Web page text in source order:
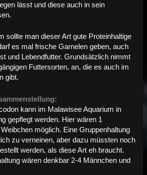
lässt und diese auch in sein
sollte man dieser Art gute Proteinhaltige
es mal frische Garnelen geben, auch
und Lebendfutter. Grundsätzlich nimmt
Futtersorten, an, die es auch im
gibt.
kann im Malawisee Aquarium in
gepflegt werden. Hier wären 1
möglich. Eine Gruppenhaltung
zu verneinen, aber dazu müssten noch
werden, als diese Art eh braucht.
wären denkbar 2-4 Männchen und